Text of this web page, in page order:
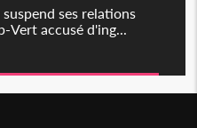
ses relations
Vert accusé d'ing...